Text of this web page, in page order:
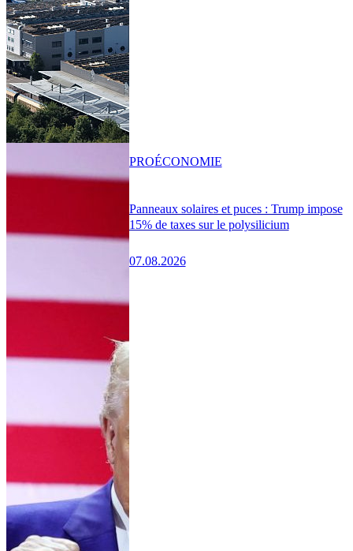
Panneaux solaires et puces : Trump impose
15% de taxes sur le polysilicium
07.08.2026
PROÉCONOMIE